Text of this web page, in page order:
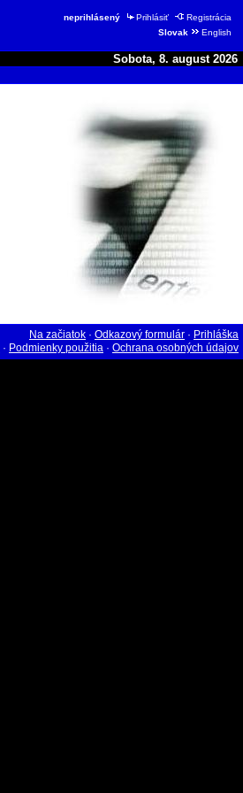
neprihlásený Prihlásiť
Registrácia
Slovak
English
Sobota, 8. august 2026
Na začiatok · Odkazový formulár · Prihláška
· Podmienky použitia · Ochrana osobných údajov